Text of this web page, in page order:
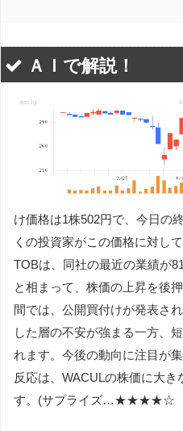
ＡＩで解説！
け価格は1株502円で、今日の
くの投資家がこの価格に対し
TOBは、同社の最近の業績が
と相まって、株価の上昇を後
間では、公開買付けが発表さ
した層の不安が強まる一方、
れます。今後の動向に注目が
反応は、WACULの株価に大
す。(サプライズ